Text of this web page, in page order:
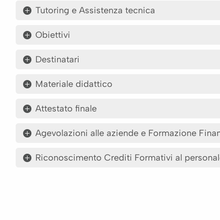
Tutoring e Assistenza tecnica
Obiettivi
Destinatari
Materiale didattico
Attestato finale
Agevolazioni alle aziende e Formazione
Riconoscimento Crediti Formativi al